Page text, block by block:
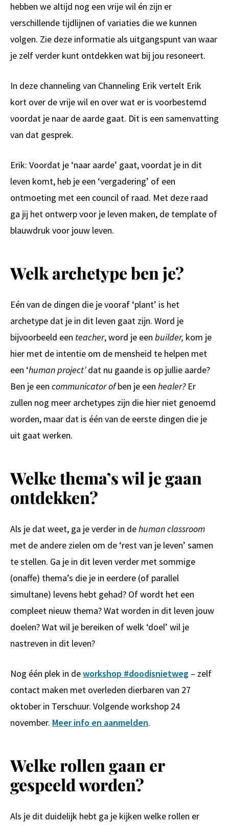
hebben we altijd nog een vrije wil én zijn er
verschillende tijdlijnen of variaties die we kunnen
volgen. Zie deze informatie als uitgangspunt van waar
je zelf verder kunt ontdekken wat bij jou resoneert.
In deze channeling van Channeling Erik vertelt Erik
kort over de vrije wil en over wat er is voorbestemd
voordat je naar de aarde gaat. Dit is een samenvatting
van dat gesprek.
Erik: Voordat je ‘naar aarde’ gaat, voordat je in dit
leven komt, heb je een ‘vergadering’ of een
ontmoeting met een council of raad. Met deze raad
ga jij het ontwerp voor je leven maken, de template of
blauwdruk voor jouw leven.
Welk archetype ben je?
Eén van de dingen die je vooraf ‘plant’ is het
archetype dat je in dit leven gaat zijn. Word je
bijvoorbeeld een teacher, word je een builder, kom je
hier met de intentie om de mensheid te helpen met
een ‘human project’dat nu gaande is op jullie aarde?
Ben je een communicator ofben je een healer? Er
zullen nog meer archetypes zijn die hier niet genoemd
worden, maar dat is één van de eerste dingen die je
uit gaat werken.
Welke thema’s wil je gaan
ontdekken?
Als je dat weet, ga je verder in dehuman classroom
met de andere zielen om de ‘rest van je leven’ samen
te stellen. Ga je in dit leven verder met sommige
(onaffe) thema’s die je in eerdere (of parallel
simultane) levens hebt gehad? Of wordt het een
compleet nieuw thema? Wat worden in dit leven jouw
doelen? Wat wil je bereiken of welk ‘doel’ wil je
nastreven in dit leven?
Nog één plek in deworkshop #doodisnietweg – zelf
contact maken met overleden dierbaren van 27
oktober in Terschuur. Volgende workshop 24
november. Meer info en aanmelden.
Welke rollen gaan er
gespeeld worden?
Als je dit duidelijk hebt ga je kijken welke rollen er